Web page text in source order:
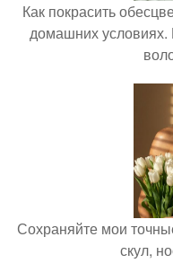
Как покрасить
домашних условиях.
Сохраняйте мои
скул,